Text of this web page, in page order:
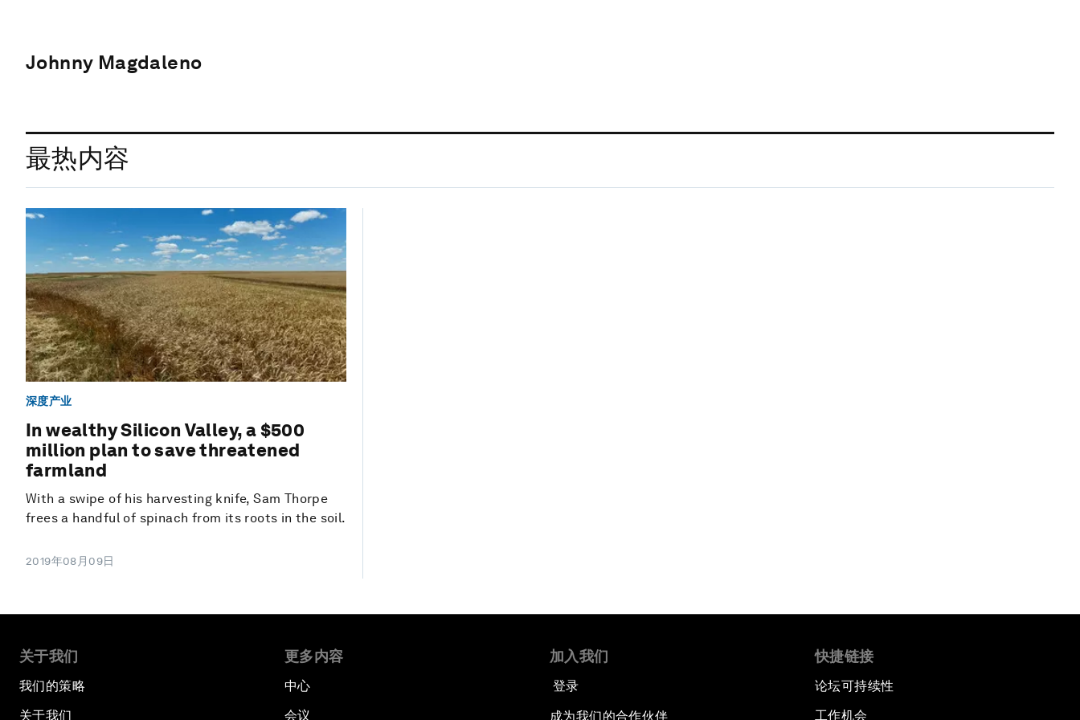
Johnny Magdaleno
最热内容
深度产业
In wealthy Silicon Valley, a $500
million plan to save threatened
farmland
With a swipe of his harvesting knife, Sam Thorpe
frees a handful of spinach from its roots in the soil.
2019年08月09日
关于我们
我们的策略
关于我们
更多内容
中心
会议
加入我们
登录
成为我们的合作伙伴
快捷链接
论坛可持续性
工作机会